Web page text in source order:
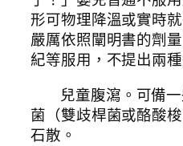
形可物理降溫或實時
嚴厲依照闡明書的劑
紀等服用，不提出兩
兒童腹瀉。可備
菌（雙歧桿菌或酪酸
石散。